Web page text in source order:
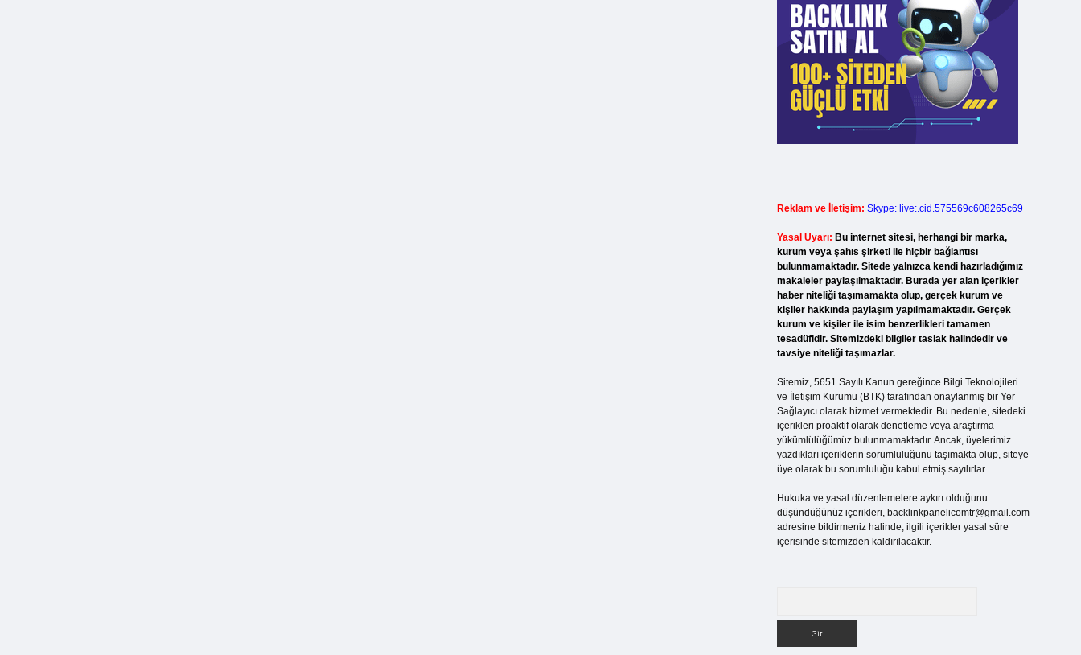
Reklam ve İletişim: Skype: live:.cid.575569c608265c69
Yasal Uyarı: Bu internet sitesi, herhangi bir marka,
kurum veya şahıs şirketi ile hiçbir bağlantısı
bulunmamaktadır. Sitede yalnızca kendi hazırladığımız
makaleler paylaşılmaktadır. Burada yer alan içerikler
haber niteliği taşımamakta olup, gerçek kurum ve
kişiler hakkında paylaşım yapılmamaktadır. Gerçek
kurum ve kişiler ile isim benzerlikleri tamamen
tesadüfidir. Sitemizdeki bilgiler taslak halindedir ve
tavsiye niteliği taşımazlar.
Sitemiz, 5651 Sayılı Kanun gereğince Bilgi Teknolojileri
ve İletişim Kurumu (BTK) tarafından onaylanmış bir Yer
Sağlayıcı olarak hizmet vermektedir. Bu nedenle, sitedeki
içerikleri proaktif olarak denetleme veya araştırma
yükümlülüğümüz bulunmamaktadır. Ancak, üyelerimiz
yazdıkları içeriklerin sorumluluğunu taşımakta olup, siteye
üye olarak bu sorumluluğu kabul etmiş sayılırlar.
Hukuka ve yasal düzenlemelere aykırı olduğunu
düşündüğünüz içerikleri, backlinkpanelicomtr@gmail.com
adresine bildirmeniz halinde, ilgili içerikler yasal süre
içerisinde sitemizden kaldırılacaktır.